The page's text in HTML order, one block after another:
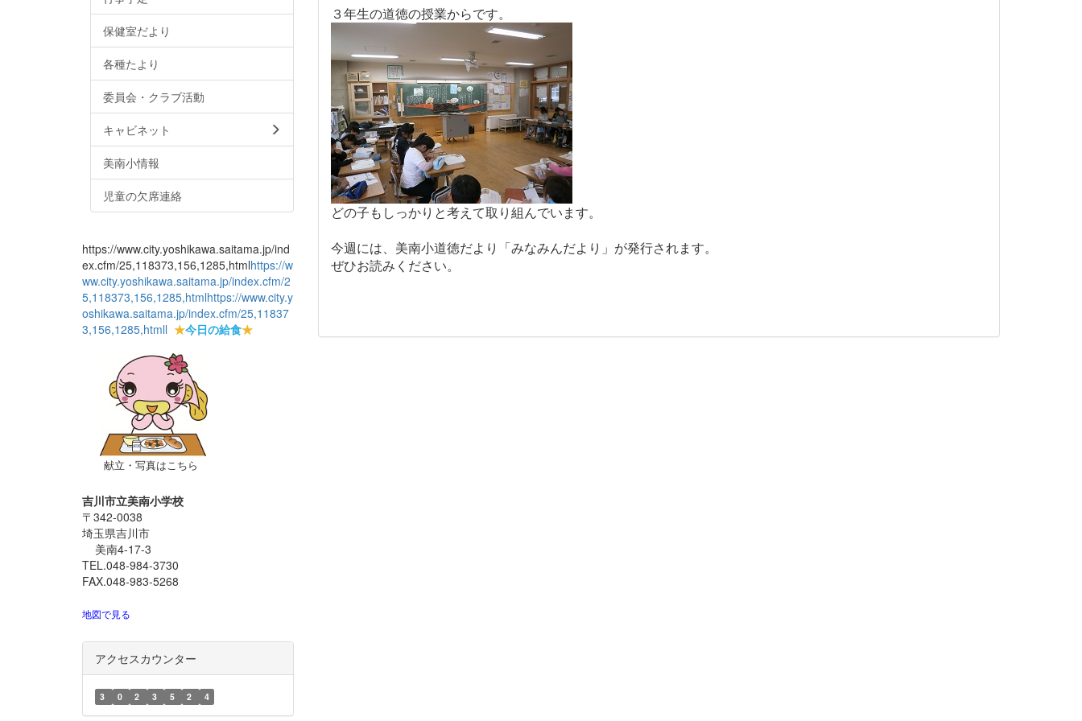
３年生の道徳の授業からです。
どの子もしっかりと考えて取り組んでいます。
今週には、美南小道徳だより「みなみんだより」が発行されます。
ぜひお読みください。
保健室だより
各種たより
委員会・クラブ活動
キャビネット
美南小情報
児童の欠席連絡
https://www.city.yoshikawa.saitama.jp/ind
ex.cfm/25,118373,156,1285,htmlhttps://w
ww.city.yoshikawa.saitama.jp/index.cfm/2
5,118373,156,1285,htmlhttps://www.city.y
oshikawa.saitama.jp/index.cfm/25,11837
3,156,1285,htmll ★今日の給食★
献立・写真はこちら
吉川市立美南小学校
〒342-0038
埼玉県吉川市
美南4-17-3
TEL.048-984-3730
FAX.048-983-5268
地図で見る
アクセスカウンター
3 0 2 3 5 2 4